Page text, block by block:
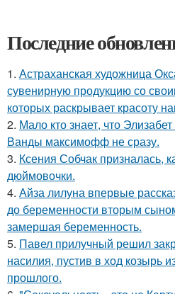
Последние
1. Астраханская художница
сувенирную продукцию со
которых раскрывает красоту
2. Мало кто знает, что
Ванды максимофф не сразу.
3. Ксения Собчак призналась,
дюймовочки.
4. Айза лилуна впервые
до беременности вторым
замершая беременность.
5. Павел прилучный решил
насилия, пустив в ход козырь
прошлого.